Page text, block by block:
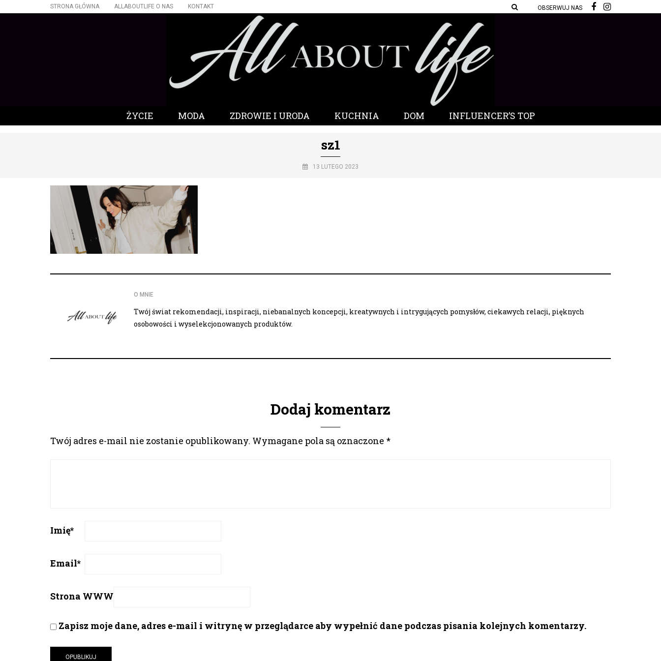
STRONA GŁÓWNA ALLABOUTLIFE O NAS KONTAKT OBSERWUJ NAS
ŻYCIE MODA ZDROWIE I URODA KUCHNIA DOM INFLUENCER’S TOP
sz1
13 LUTEGO 2023
O MNIE
Twój świat rekomendacji, inspiracji, niebanalnych koncepcji, kreatywnych i intrygujących pomysłów, ciekawych relacji, pięknych
osobowości i wyselekcjonowanych produktów.
Dodaj komentarz
Twój adres e-mail nie zostanie opublikowany. Wymagane pola są oznaczone *
Imię*
Email*
Strona WWW
Zapisz moje dane, adres e-mail i witrynę w przeglądarce aby wypełnić dane podczas pisania kolejnych komentarzy.